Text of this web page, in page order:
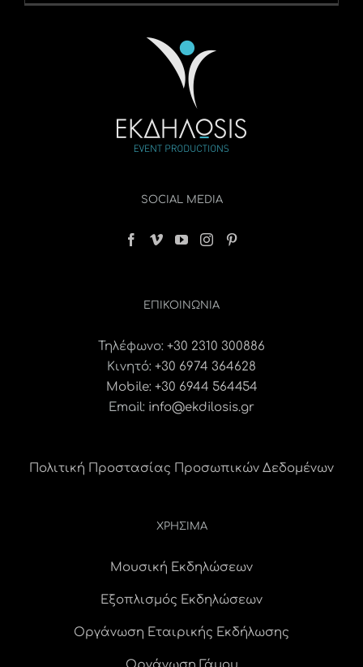
SOCIAL MEDIA
ΕΠΙΚΟΙΝΩΝΊΑ
Τηλέφωνο: +30 2310 300886
Κινητό: +30 6974 364628
Mobile: +30 6944 564454
Email: info@ekdilosis.gr
Πολιτική Προστασίας Προσωπικών Δεδομένων
ΧΡΗΣΙΜΑ
Μουσική Εκδηλώσεων
Εξοπλισμός Εκδηλώσεων
Οργάνωση Εταιρικής Εκδήλωσης